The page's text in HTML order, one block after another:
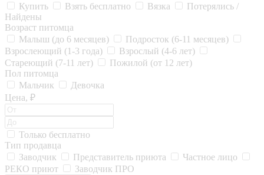
Купить
Взять бесплатно Вязка
Потерялись /
Найдены
Возраст питомца
Малыш (до 6 месяцев)
Подросток (6-11 месяцев)
Взрослеющий (1-3 года)
Взрослый (4-6 лет)
Стареющий (7-11 лет)
Пожилой (от 12 лет)
Пол питомца
Мальчик
Девочка
Цена, ₽
Только бесплатно
Тип продавца
Заводчик
Представитель приюта
Частное лицо
РЕКО приют
Заводчик ПРО